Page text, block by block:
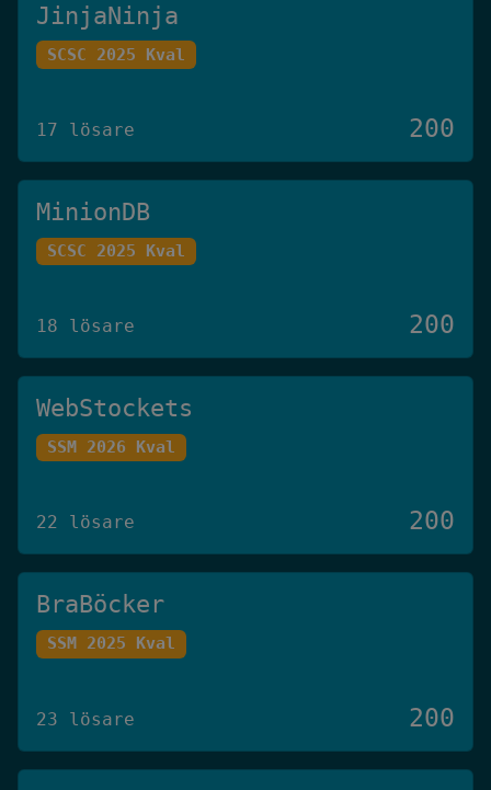
JinjaNinja
SCSC 2025 Kval
17 lösare 200
MinionDB
SCSC 2025 Kval
18 lösare 200
WebStockets
SSM 2026 Kval
22 lösare 200
BraBöcker
SSM 2025 Kval
23 lösare 200